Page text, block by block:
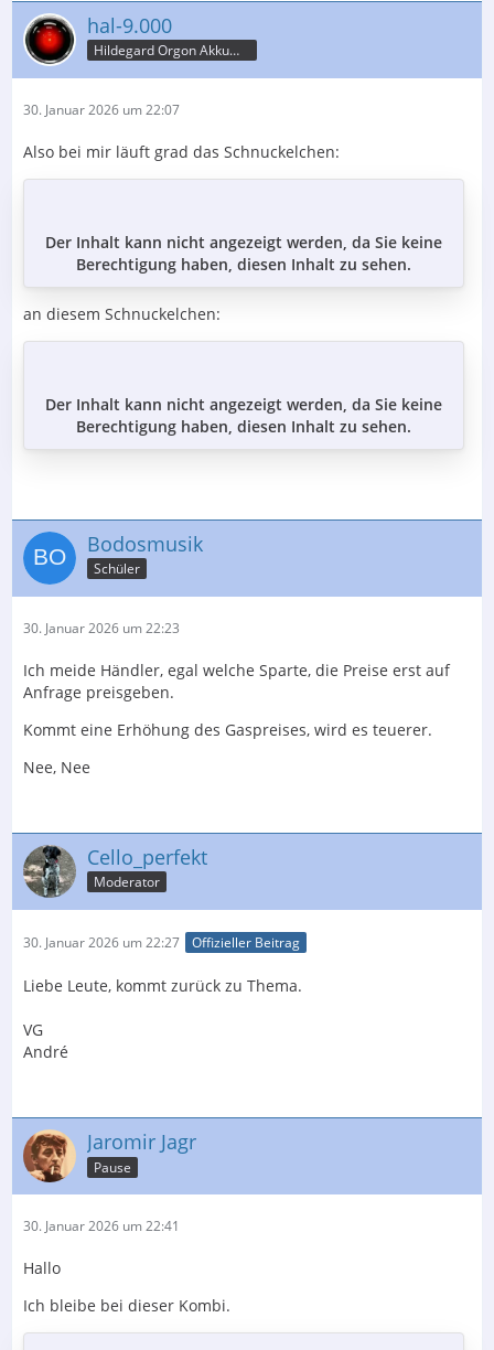
hal-9.000
Hildegard Orgon Akkumulator
30. Januar 2026 um 22:07
Also bei mir läuft grad das Schnuckelchen:
Der Inhalt kann nicht angezeigt werden, da Sie keine
Berechtigung haben, diesen Inhalt zu sehen.
an diesem Schnuckelchen:
Der Inhalt kann nicht angezeigt werden, da Sie keine
Berechtigung haben, diesen Inhalt zu sehen.
Bodosmusik
Schüler
30. Januar 2026 um 22:23
Ich meide Händler, egal welche Sparte, die Preise erst auf
Anfrage preisgeben.
Kommt eine Erhöhung des Gaspreises, wird es teuerer.
Nee, Nee
Cello_perfekt
Moderator
30. Januar 2026 um 22:27 Offizieller Beitrag
Liebe Leute, kommt zurück zu Thema.
VG
André
Jaromir Jagr
Pause
30. Januar 2026 um 22:41
Hallo
Ich bleibe bei dieser Kombi.